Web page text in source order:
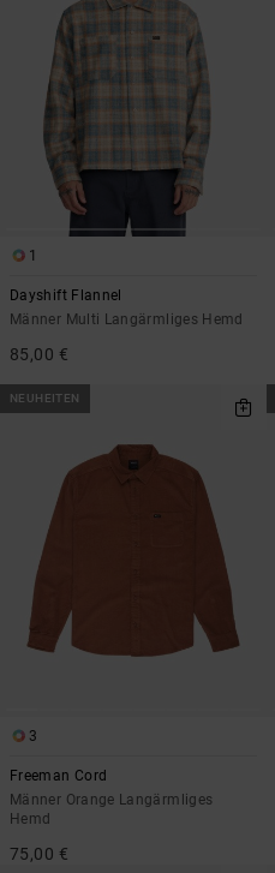
1
Dayshift Flannel
Männer Multi Langärmliges Hemd
85,00 €
NEUHEITEN
3
Freeman Cord
Männer Orange Langärmliges
Hemd
75,00 €